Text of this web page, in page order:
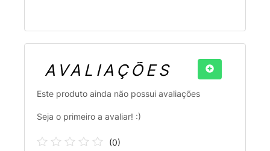
AVALIAÇÕES
Este produto ainda não possui avaliações
Seja o primeiro a avaliar! :)
(0)